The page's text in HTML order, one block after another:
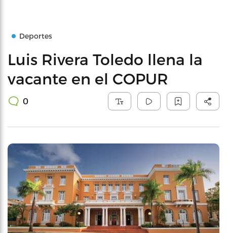
Deportes
Luis Rivera Toledo llena la
vacante en el COPUR
0